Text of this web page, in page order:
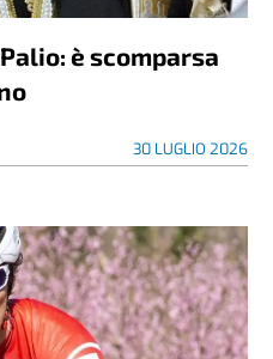
è scomparsa
30 LUGLIO 2026